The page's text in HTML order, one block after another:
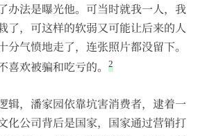
办法是曝光他。可当时就我一人，我
了，可这样的软弱又可能让后来的人
分气愤地走了，连张照片都没留下。
欢被骗和吃亏的。 2
辑，潘家园依靠坑害消费者，逮着一
化公司背后是国家，国家通过营销打